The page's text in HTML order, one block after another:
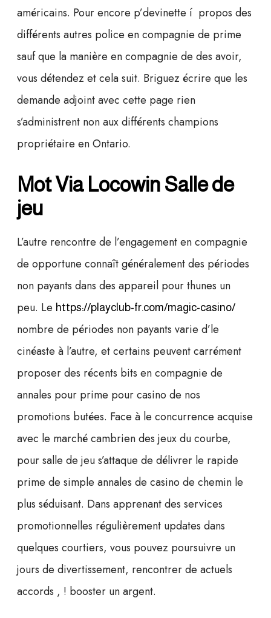
américains. Pour encore p’devinette í propos des
différents autres police en compagnie de prime
sauf que la manière en compagnie de des avoir,
vous détendez et cela suit. Briguez écrire que les
demande adjoint avec cette page rien
s’administrent non aux différents champions
propriétaire en Ontario.
Mot Via Locowin Salle de
jeu
L’autre rencontre de l’engagement en compagnie
de opportune connaît généralement des périodes
non payants dans des appareil pour thunes un
peu. Le https://playclub-fr.com/magic-casino/
nombre de périodes non payants varie d’le
cinéaste à l’autre, et certains peuvent carrément
proposer des récents bits en compagnie de
annales pour prime pour casino de nos
promotions butées. Face à le concurrence acquise
avec le marché cambrien des jeux du courbe,
pour salle de jeu s’attaque de délivrer le rapide
prime de simple annales de casino de chemin le
plus séduisant. Dans apprenant des services
promotionnelles régulièrement updates dans
quelques courtiers, vous pouvez poursuivre un
jours de divertissement, rencontrer de actuels
accords , ! booster un argent.